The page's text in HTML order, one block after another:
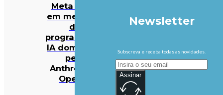
Meta entra
em mercado
da
programação
IA dominado
pela
Anthropic e
OpenAI
Newsletter
Subscreva e receba todas as novidades.
Assinar